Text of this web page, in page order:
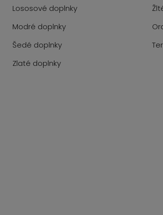
Lososové doplnky
Modré doplnky
Šedé doplnky
Zlaté doplnky